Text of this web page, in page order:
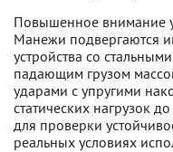
Повышенное внимание
Манежи подвергаются
устройства со
падающим грузом
ударами с упругими
статических нагрузок
для проверки
реальных условиях